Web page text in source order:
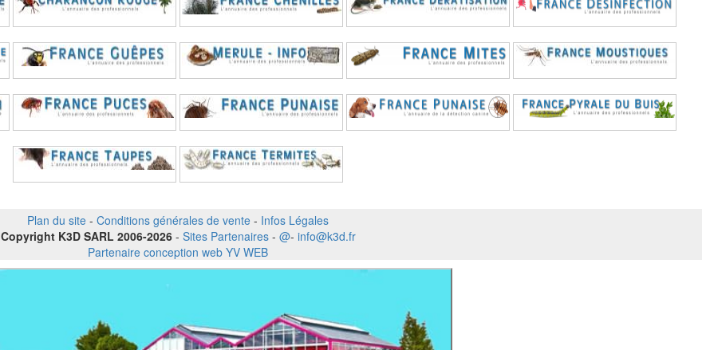
Plan du site - Conditions générales de vente - Infos Légales
Copyright K3D SARL 2006-2026 - Sites Partenaires- @- info@k3d.fr
Partenaire conception web YV WEB